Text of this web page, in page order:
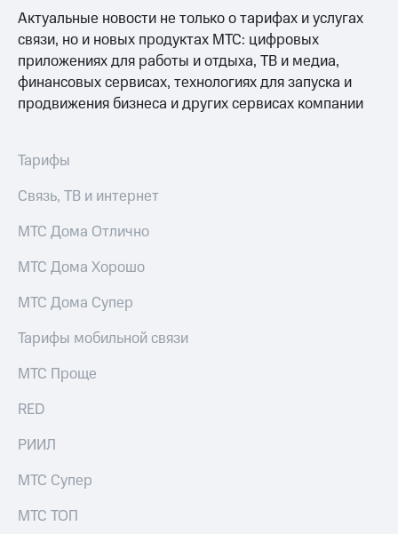
Актуальные новости не только о тарифах и услугах
связи, но и новых продуктах МТС: цифровых
приложениях для работы и отдыха, ТВ и медиа,
финансовых сервисах, технологиях для запуска и
продвижения бизнеса и других сервисах компании
Тарифы
Связь, ТВ и интернет
МТС Дома Отлично
МТС Дома Хорошо
МТС Дома Супер
Тарифы мобильной связи
МТС Проще
RED
РИИЛ
МТС Супер
МТС ТОП